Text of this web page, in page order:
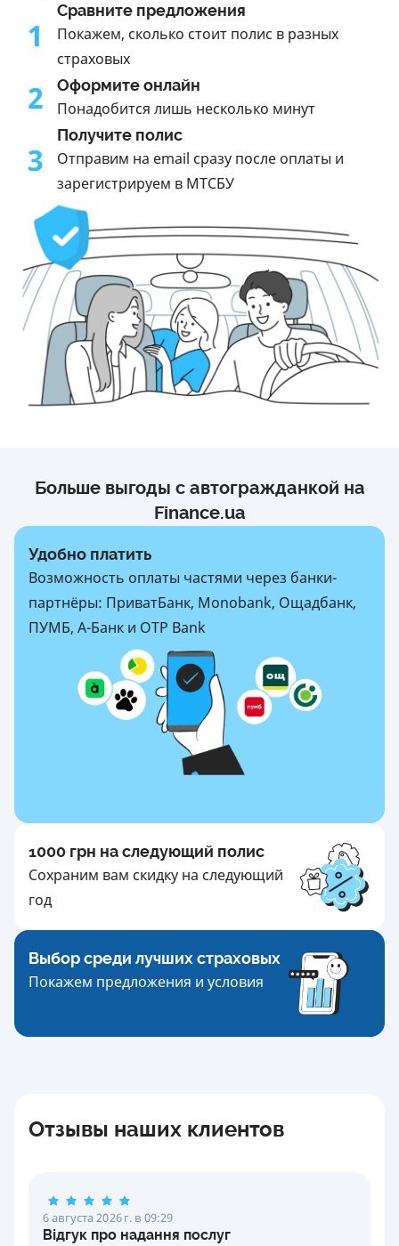
1
Сравните предложения
Покажем, сколько стоит полис в разных
страховых
2 Оформите онлайн
Понадобится лишь несколько минут
3
Получите полис
Отправим на email сразу после оплаты и
зарегистрируем в МТСБУ
Больше выгоды с автогражданкой на
Finance.ua
Удобно платить
Возможность оплаты частями через банки-
партнёры: ПриватБанк, Monobank, Ощадбанк,
ПУМБ, А-Банк и OTP Bank
1000 грн на следующий полис
Сохраним вам скидку на следующий
год
Выбор среди лучших страховых
Покажем предложения и условия
Отзывы наших клиентов
6 августа 2026 г. в 09:29
Відгук про надання послуг